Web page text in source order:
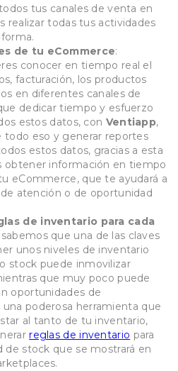
tus canales de venta en
realizar todas tus actividades
de tu eCommerce:
conocer en tiempo real el
facturación, los productos
en diferentes canales de
dedicar tiempo y esfuerzo
estos datos, con Ventiapp,
todo eso y generar reportes
estos datos, gracias a esta
obtener información en tiempo
eCommerce, que te ayudará a
atención o de oportunidad
de inventario para cada
que una de las claves
unos niveles de inventario
stock puede inmovilizar
que muy poco puede
oportunidades de
una poderosa herramienta que
al tanto de tu inventario,
reglas de inventario para
de stock que se mostrará en